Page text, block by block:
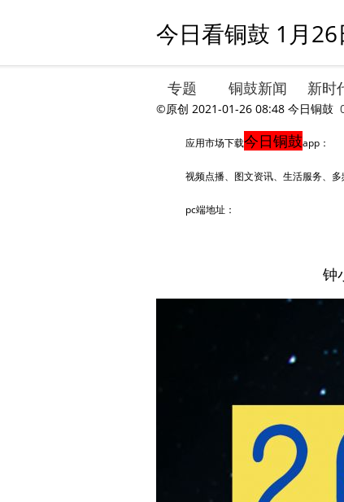
今日看铜鼓 1月
专题 铜鼓新闻
©原创 2021-01-26 08:48 今日铜鼓
应用市场下载今日铜鼓app：
视频点播、图文资讯、生活服务、
pc端地址：
钟